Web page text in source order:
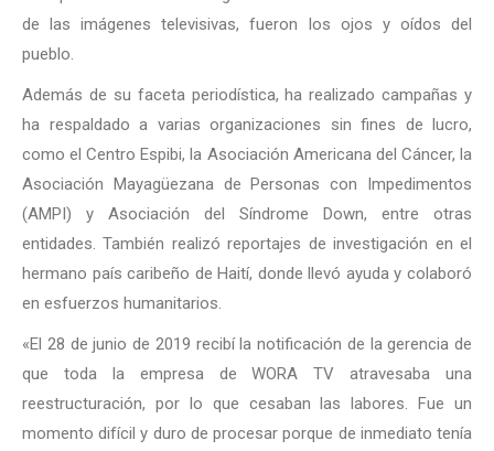
de las imágenes televisivas, fueron los ojos y oídos del
pueblo.
Además de su faceta periodística, ha realizado campañas y
ha respaldado a varias organizaciones sin fines de lucro,
como el Centro Espibi, la Asociación Americana del Cáncer, la
Asociación Mayagüezana de Personas con Impedimentos
(AMPI) y Asociación del Síndrome Down, entre otras
entidades. También realizó reportajes de investigación en el
hermano país caribeño de Haití, donde llevó ayuda y colaboró
en esfuerzos humanitarios.
«El 28 de junio de 2019 recibí la notificación de la gerencia de
que toda la empresa de WORA TV atravesaba una
reestructuración, por lo que cesaban las labores. Fue un
momento difícil y duro de procesar porque de inmediato tenía